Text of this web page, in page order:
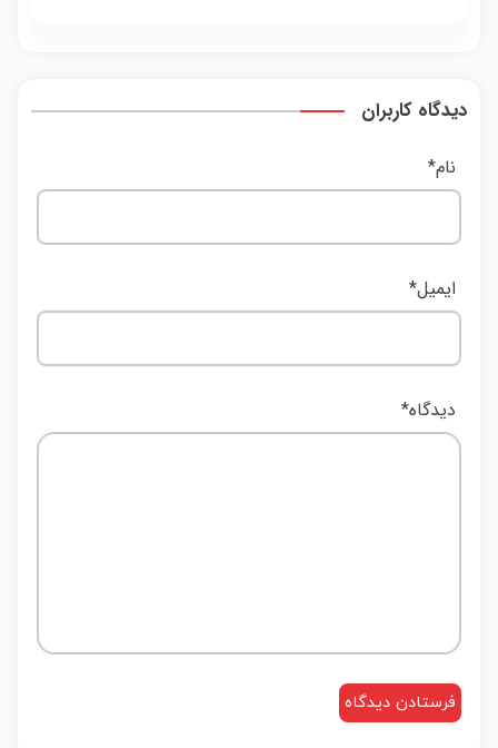
دیدگاه کاربران
دیدگاه*
نام*
ایمیل*